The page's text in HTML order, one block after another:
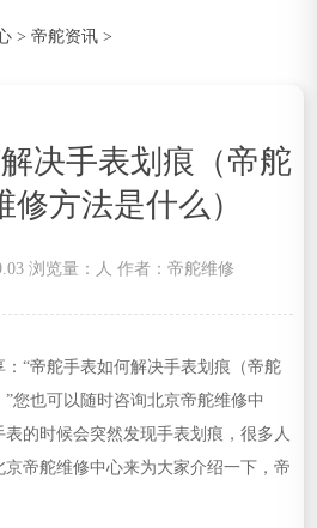
>帝舵资讯 >
决手表划痕（帝舵
方法是什么）
浏览量： 人 作者：帝舵维修
：“帝舵手表如何解决手表划痕（帝舵
您也可以随时咨询北京帝舵维修中
的时候会突然发现手表划痕，很多人
帝舵维修中心来为大家介绍一下，帝